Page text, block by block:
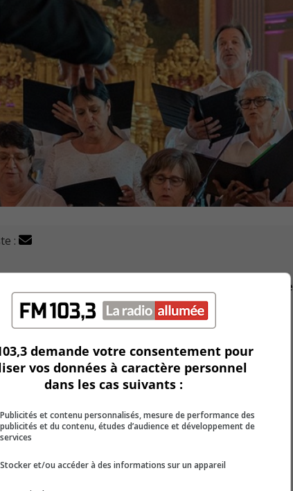
:
concert de Noël le 27 novembre prochain, à l’église
Un enfant pas comme les autres.
Anne Laliberté et des solistes Monique Hamel et
gastroentérologue à l’Hôpital Pierre-Boucher.
Hôpital Pierre-Boucher.
résidences sur le territoire de l’Hôpital.
demande votre consentement pour
vos données à caractère personnel
dans les cas suivants :
Publicités et contenu personnalisés, mesure de performance des
publicités et du contenu, études d’audience et développement de
services
Stocker et/ou accéder à des informations sur un appareil